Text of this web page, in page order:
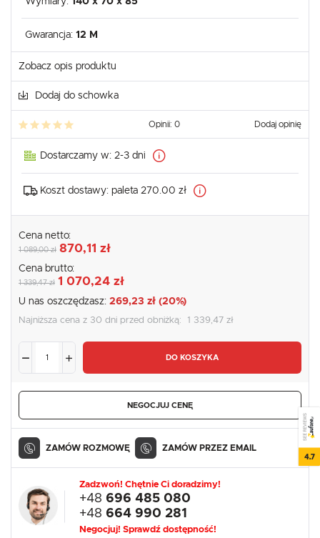
Gwarancja: 12 M
Zobacz opis produktu
Dodaj do schowka
Opinii: 0 Dodaj opinię
Dostarczamy w: 2-3 dni
Koszt dostawy: paleta 270.00 zł
Cena netto:
1 089,00 zł 870,11 zł
Cena brutto:
1 339,47 zł 1 070,24 zł
U nas oszczędzasz: 269,23 zł (20%)
Najniższa cena z 30 dni przed obniżką: 1 339,47 zł
DO KOSZYKA
NEGOCJUJ CENĘ
ZAMÓW ROZMOWĘ ZAMÓW PRZEZ EMAIL
Zadzwoń! Chętnie Ci doradzimy!
+48 696 485 080
+48 664 990 281
Negocjuj! Sprawdź dostępność!
SEE REVIEWS
4.7